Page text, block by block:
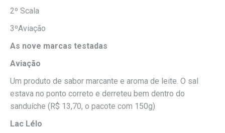
2º Scala
3ºAviação
As nove marcas testadas
Aviação
Um produto de sabor marcante e aroma de leite. O sal
estava no ponto correto e derreteu bem dentro do
sanduíche (R$ 13,70, o pacote com 150g)
Lac Lélo